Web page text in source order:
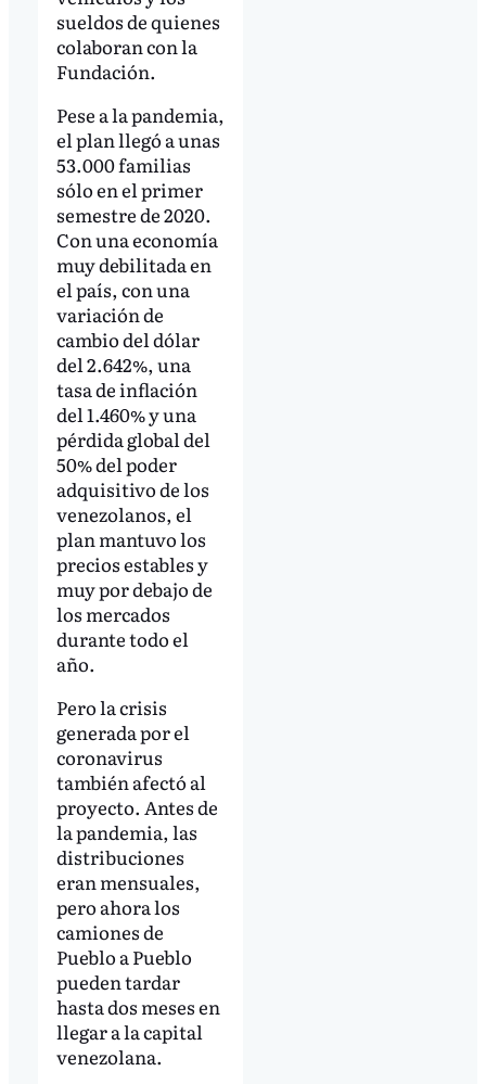
sueldos de quienes
colaboran con la
Fundación.
Pese a la pandemia,
el plan llegó a unas
53.000 familias
sólo en el primer
semestre de 2020.
Con una economía
muy debilitada en
el país, con una
variación de
cambio del dólar
del 2.642%, una
tasa de inflación
del 1.460% y una
pérdida global del
50% del poder
adquisitivo de los
venezolanos, el
plan mantuvo los
precios estables y
muy por debajo de
los mercados
durante todo el
año.
Pero la crisis
generada por el
coronavirus
también afectó al
proyecto. Antes de
la pandemia, las
distribuciones
eran mensuales,
pero ahora los
camiones de
Pueblo a Pueblo
pueden tardar
hasta dos meses en
llegar a la capital
venezolana.